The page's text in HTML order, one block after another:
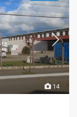
14